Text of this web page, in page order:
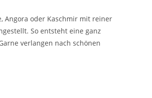
Angora oder Kaschmir mit reiner
So entsteht eine ganz
verlangen nach schönen